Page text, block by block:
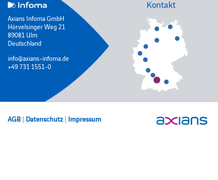
Axians Infoma GmbH
Hörvelsinger Weg 21
89081 Ulm
Deutschland
info@axians-infoma.de
+49 731 1551-0
Kontakt
AGB | Datenschutz | Impressum